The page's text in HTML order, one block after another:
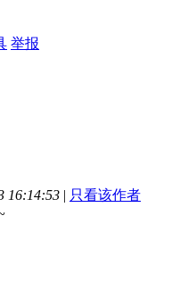
举报
16:14:53 | 只看该作者